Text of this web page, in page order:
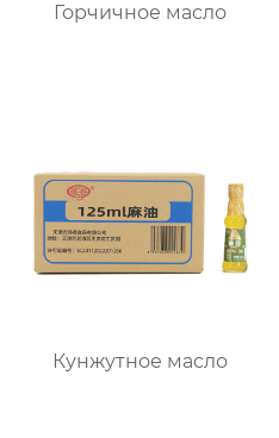
Горчичное масло
Кунжутное масло